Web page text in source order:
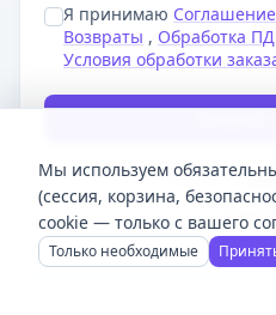
Я принимаю Соглашение
Возвраты , Обработка
Условия обработки
Уже есть
На
Мы используем
(сессия, корзина,
cookie — только с вашего
Только необходимые